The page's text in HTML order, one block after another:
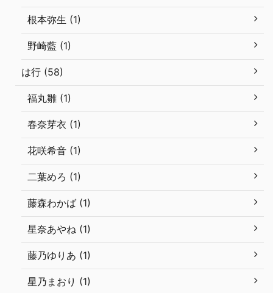
根本弥生 (1)
野崎藍 (1)
は行 (58)
福丸雛 (1)
春奈芽衣 (1)
花咲希音 (1)
二葉めろ (1)
藤森わかば (1)
星奈あやね (1)
藤乃ゆりあ (1)
星乃まおり (1)